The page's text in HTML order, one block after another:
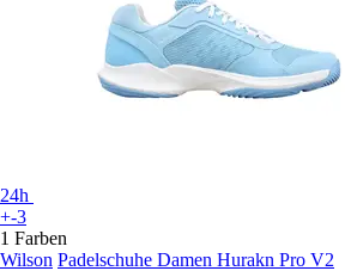
24h
+-3
1 Farben
Wilson Padelschuhe Damen Hurakn Pro V2